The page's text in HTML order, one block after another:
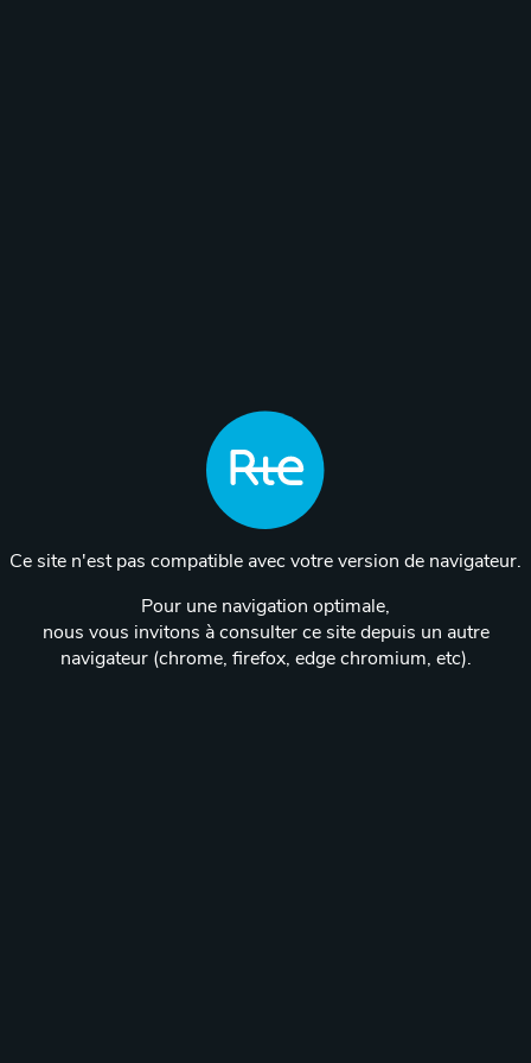
Ce site n'est pas compatible avec votre version de navigateur.
Pour une navigation optimale,
nous vous invitons à consulter ce site depuis un autre
navigateur (chrome, firefox, edge chromium, etc).